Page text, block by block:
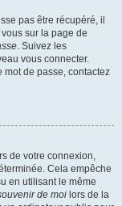
pas être récupéré, il
sur la page de
. Suivez les
vous connecter.
de passe, contactez
de votre connexion,
Cela empêche
en utilisant le même
de moi lors de la